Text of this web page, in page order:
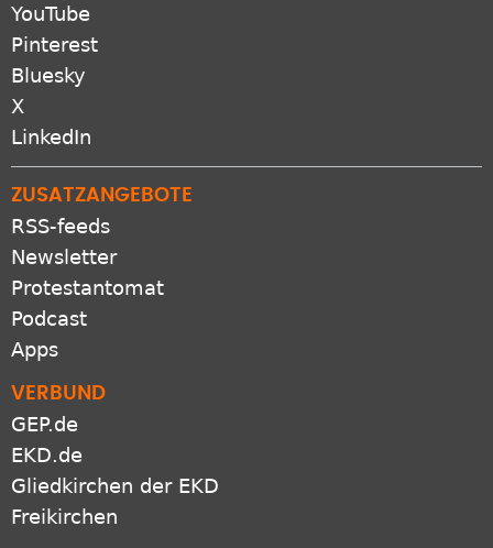
YouTube
Pinterest
Bluesky
X
LinkedIn
ZUSATZANGEBOTE
RSS-feeds
Newsletter
Protestantomat
Podcast
Apps
VERBUND
GEP.de
EKD.de
Gliedkirchen der EKD
Freikirchen